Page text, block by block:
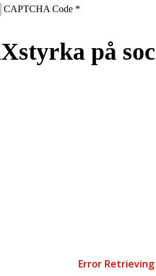
CAPTCHA Code *
på